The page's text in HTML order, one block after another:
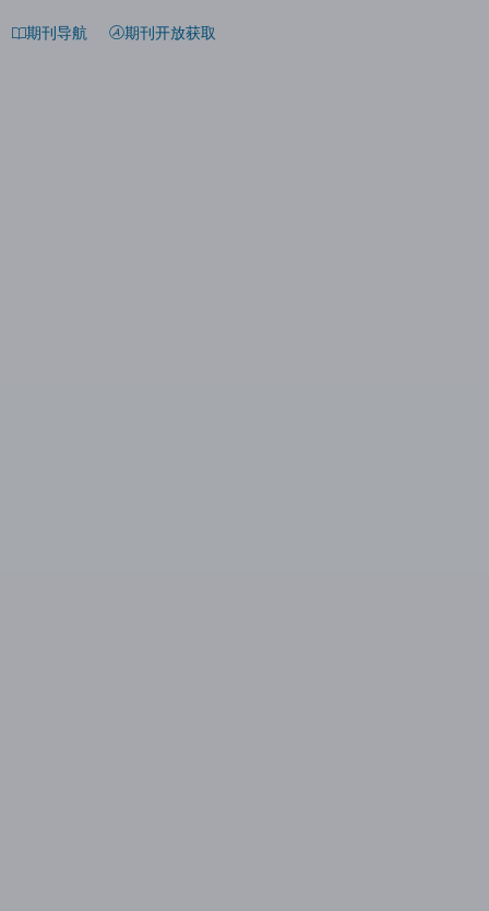
期刊导航 期刊开放获取